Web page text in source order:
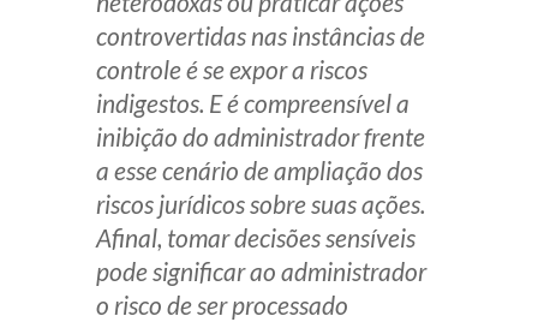
controvertidas nas instâncias de
controle é se expor a riscos
indigestos. E é compreensível a
inibição do administrador frente
a esse cenário de ampliação dos
riscos jurídicos sobre suas ações.
Afinal, tomar decisões sensíveis
pode significar ao administrador
o risco de ser processado